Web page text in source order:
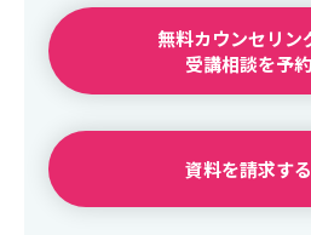
無料カウンセリン
受講相談を予約
資料を請求する